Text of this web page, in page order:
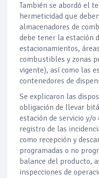
También se abordó el
hermeticidad que
almacenadores de
debe tener la estación
estacionamientos,
combustibles y zonas
vigente), así como las
contenedores de
Se explicaron las
obligación de llevar
estación de servicio y/
registro de las
como recepción y
programadas o no
balance del producto,
inspecciones de